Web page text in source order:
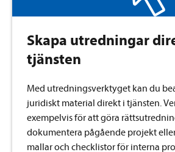
Skapa utredningar
tjänsten
Med utredningsverktyget kan du
juridiskt material direkt i tjänsten.
exempelvis för att göra
dokumentera pågående projekt
mallar och checklistor för interna